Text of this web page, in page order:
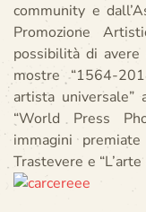
community e
Promozione
possibilità di
mostre “1564-
artista
“World Press
immagini
Trastevere e